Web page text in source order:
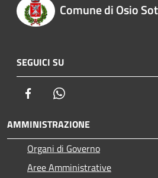
Comune di Osio
SEGUICI SU
Facebook
AMMINISTRAZIONE
Organi di Governo
Aree Amministrative